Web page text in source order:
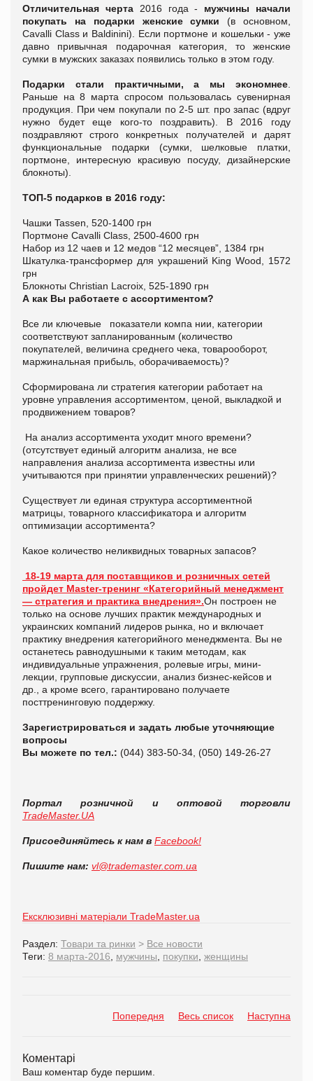
Отличительная черта 2016 года - мужчины начали
покупать на подарки женские сумки (в основном,
Cavalli Class и Baldinini). Если портмоне и кошельки - уже
давно привычная подарочная категория, то женские
сумки в мужских заказах появились только в этом году.
Подарки стали практичными, а мы экономнее
Раньше на 8 марта спросом пользовалась сувенирная
продукция. При чем покупали по 2-5 шт. про запас (вдруг
нужно будет еще кого-то поздравить). В 2016 году
поздравляют строго конкретных получателей и дарят
функциональные подарки (сумки, шелковые платки,
портмоне, интересную красивую посуду, дизайнерские
блокноты).
ТОП-5 подарков в 2016 году:
Чашки Tassen, 520-1400 грн
Портмоне Cavalli Class, 2500-4600 грн
Набор из 12 чаев и 12 медов “12 месяцев”, 1384 грн
Шкатулка-трансформер для украшений King Wood, 1572
грн
Блокноты Christian Lacroix, 525-1890 грн
А как Вы работаете с ассортиментом?
Все ли ключевые показатели компа нии, категории
соответствуют запланированным (количество
покупателей, величина среднего чека, товарооборот,
маржинальная прибыль, оборачиваемость)?
Сформирована ли стратегия категории работает на
уровне управления ассортиментом, ценой, выкладкой и
продвижением товаров?
На анализ ассортимента уходит много времени?
(отсутствует единый алгоритм анализа, не все
направления анализа ассортимента известны или
учитываются при принятии управленческих решений)?
Существует ли единая структура ассортиментной
матрицы, товарного классификатора и алгоритм
оптимизации ассортимента?
Какое количество неликвидных товарных запасов?
18-19 марта для поставщиков и розничных сетей
пройдет Master-тренинг «Категорийный менеджмент
— стратегия и практика внедрения».Он построен не
только на основе лучших практик международных и
украинских компаний лидеров рынка, но и включает
практику внедрения категорийного менеджмента. Вы не
останетесь равнодушными к таким методам, как
индивидуальные упражнения, ролевые игры, мини-
лекции, групповые дискуссии, анализ бизнес-кейсов и
др., а кроме всего, гарантировано получаете
посттренинговую поддержку.
Зарегистрироваться и задать любые уточняющие
вопросы
Вы можете по тел.: (044) 383-50-34, (050) 149-26-27
Портал розничной и оптовой торговли
TradeMaster.UA
Присоединяйтесь к нам в Facebook!
Пишите нам: vl@trademaster.com.ua
Ексклюзивні матеріали TradeMaster.ua
Раздел: Товари та ринки > Все новости
Теги: 8 марта-2016 мужчины покупки женщины
Попередня Весь список Наступна
Коментарі
Ваш коментар буде першим.